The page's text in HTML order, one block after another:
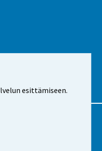
esittämiseen.